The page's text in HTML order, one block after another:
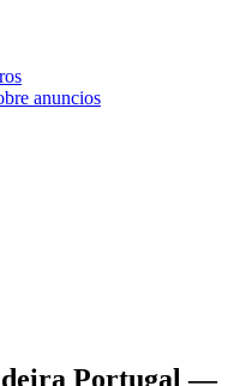
anuncios
Portugal —